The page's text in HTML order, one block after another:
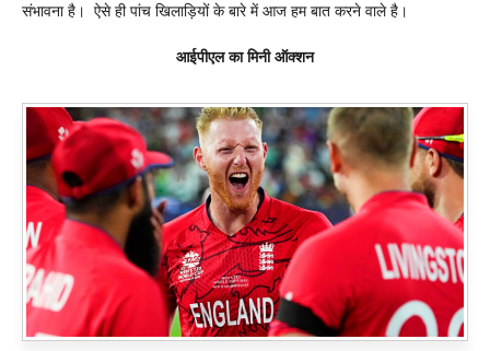
संभावना है। ऐसे ही पांच खिलाड़ियों के बारे में आज हम बात करने वाले है।
आईपीएल का मिनी ऑक्शन